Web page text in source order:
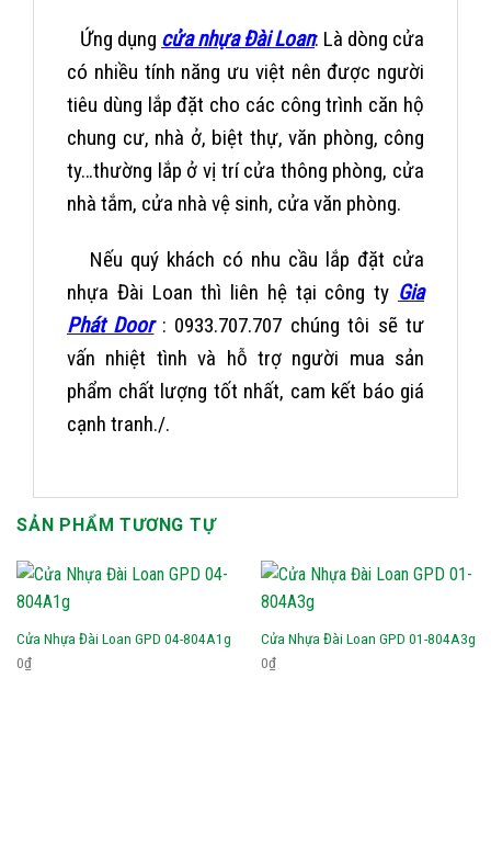
Ứng dụng cửa nhựa Đài Loan: Là dòng cửa
có nhiều tính năng ưu việt nên được người
tiêu dùng lắp đặt cho các công trình căn hộ
chung cư, nhà ở, biệt thự, văn phòng, công
ty…thường lắp ở vị trí cửa thông phòng, cửa
nhà tắm, cửa nhà vệ sinh, cửa văn phòng.
Nếu quý khách có nhu cầu lắp đặt cửa
nhựa Đài Loan thì liên hệ tại công ty Gia
Phát Door: 0933.707.707 chúng tôi sẽ tư
vấn nhiệt tình và hỗ trợ người mua sản
phẩm chất lượng tốt nhất, cam kết báo giá
cạnh tranh./.
SẢN PHẨM TƯƠNG TỰ
Cửa Nhựa Đài Loan GPD 04-804A1g
0₫
Cửa Nhựa Đài Loan GPD 01-804A3g
0₫